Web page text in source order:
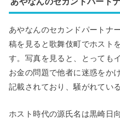
あやなんのセカンドパートナ
稿を見ると歌舞伎町でホスト
す。写真を見ると、とっても
お金の問題で他者に迷惑をか
記載されており、騒がれてい
ホスト時代の源氏名は黒崎日